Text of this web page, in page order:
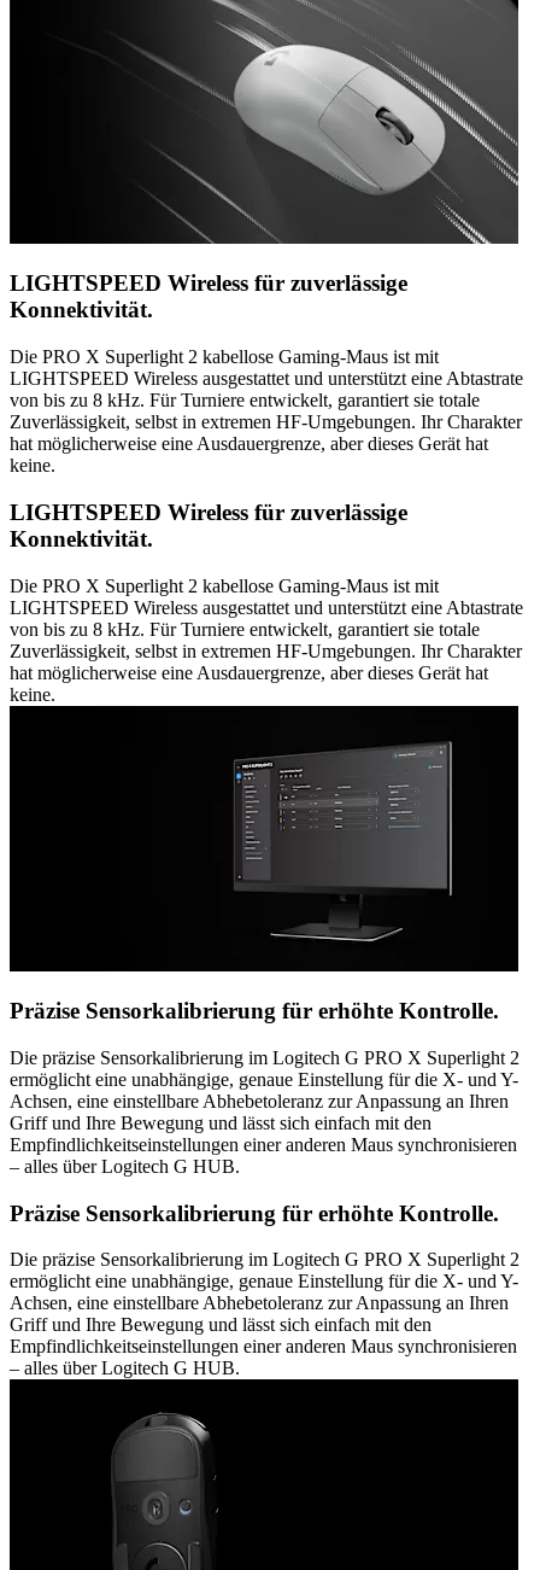
LIGHTSPEED Wireless für zuverlässige
Konnektivität.
Die PRO X Superlight 2 kabellose Gaming-Maus ist mit
LIGHTSPEED Wireless ausgestattet und unterstützt eine Abtastrate
von bis zu 8 kHz. Für Turniere entwickelt, garantiert sie totale
Zuverlässigkeit, selbst in extremen HF-Umgebungen. Ihr Charakter
hat möglicherweise eine Ausdauergrenze, aber dieses Gerät hat
keine.
LIGHTSPEED Wireless für zuverlässige
Konnektivität.
Die PRO X Superlight 2 kabellose Gaming-Maus ist mit
LIGHTSPEED Wireless ausgestattet und unterstützt eine Abtastrate
von bis zu 8 kHz. Für Turniere entwickelt, garantiert sie totale
Zuverlässigkeit, selbst in extremen HF-Umgebungen. Ihr Charakter
hat möglicherweise eine Ausdauergrenze, aber dieses Gerät hat
keine.
Präzise Sensorkalibrierung für erhöhte Kontrolle.
Die präzise Sensorkalibrierung im Logitech G PRO X Superlight 2
ermöglicht eine unabhängige, genaue Einstellung für die X- und Y-
Achsen, eine einstellbare Abhebetoleranz zur Anpassung an Ihren
Griff und Ihre Bewegung und lässt sich einfach mit den
Empfindlichkeitseinstellungen einer anderen Maus synchronisieren
– alles über Logitech G HUB.
Präzise Sensorkalibrierung für erhöhte Kontrolle.
Die präzise Sensorkalibrierung im Logitech G PRO X Superlight 2
ermöglicht eine unabhängige, genaue Einstellung für die X- und Y-
Achsen, eine einstellbare Abhebetoleranz zur Anpassung an Ihren
Griff und Ihre Bewegung und lässt sich einfach mit den
Empfindlichkeitseinstellungen einer anderen Maus synchronisieren
– alles über Logitech G HUB.